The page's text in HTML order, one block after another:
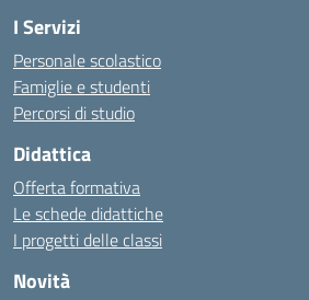
I Servizi
Personale scolastico
Famiglie e studenti
Percorsi di studio
Didattica
Offerta formativa
Le schede didattiche
I progetti delle classi
Novità